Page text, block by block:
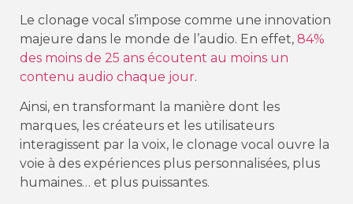
Le clonage vocal s’impose comme une innovation
majeure dans le monde de l’audio. En effet, 84%
des moins de 25 ans écoutent au moins un
contenu audio chaque jour.
Ainsi, en transformant la manière dont les
marques, les créateurs et les utilisateurs
interagissent par la voix, le clonage vocal ouvre la
voie à des expériences plus personnalisées, plus
humaines… et plus puissantes.